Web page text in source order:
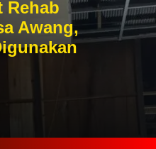
Rehab
Awang,